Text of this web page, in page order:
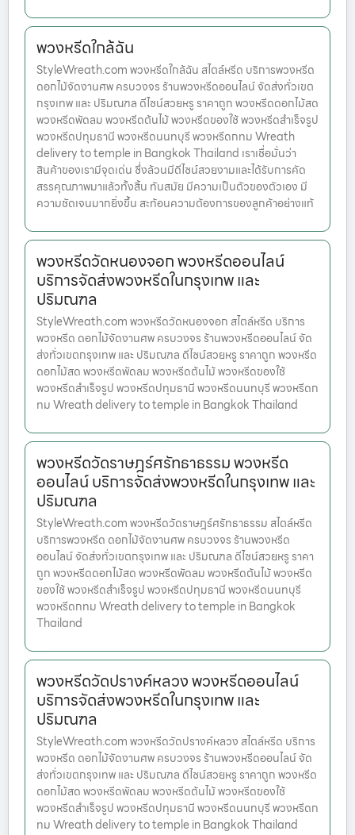
พวงหรีดใกล้ฉัน
StyleWreath.com พวงหรีดใกล้ฉัน สไตล์หรีด บริการพวงหรีด
ดอกไม้จัดงานศพ ครบวงจร ร้านพวงหรีดออนไลน์ จัดส่งทั่วเขต
กรุงเทพ และ ปริมณฑล ดีไซน์สวยหรู ราคาถูก พวงหรีดดอกไม้สด
พวงหรีดพัดลม พวงหรีดต้นไม้ พวงหรีดของใช้ พวงหรีดสำเร็จรูป
พวงหรีดปทุมธานี พวงหรีดนนทบุรี พวงหรีดกทม Wreath
delivery to temple in Bangkok Thailand เราเชื่อมั่นว่า
สินค้าของเรามีจุดเด่น ซึ่งล้วนมีดีไซน์สวยงามและได้รับการคัด
สรรคุณภาพมาแล้วทั้งสิ้น ทันสมัย มีความเป็นตัวของตัวเอง มี
ความชัดเจนมากยิ่งขึ้น สะท้อนความต้องการของลูกค้าอย่างแท้
พวงหรีดวัดหนองจอก พวงหรีดออนไลน์
บริการจัดส่งพวงหรีดในกรุงเทพ และ
ปริมณฑล
StyleWreath.com พวงหรีดวัดหนองจอก สไตล์หรีด บริการ
พวงหรีด ดอกไม้จัดงานศพ ครบวงจร ร้านพวงหรีดออนไลน์ จัด
ส่งทั่วเขตกรุงเทพ และ ปริมณฑล ดีไซน์สวยหรู ราคาถูก พวงหรีด
ดอกไม้สด พวงหรีดพัดลม พวงหรีดต้นไม้ พวงหรีดของใช้
พวงหรีดสำเร็จรูป พวงหรีดปทุมธานี พวงหรีดนนทบุรี พวงหรีดก
ทม Wreath delivery to temple in Bangkok Thailand
พวงหรีดวัดราษฎร์ศรัทธาธรรม พวงหรีด
ออนไลน์ บริการจัดส่งพวงหรีดในกรุงเทพ และ
ปริมณฑล
StyleWreath.com พวงหรีดวัดราษฎร์ศรัทธาธรรม สไตล์หรีด
บริการพวงหรีด ดอกไม้จัดงานศพ ครบวงจร ร้านพวงหรีด
ออนไลน์ จัดส่งทั่วเขตกรุงเทพ และ ปริมณฑล ดีไซน์สวยหรู ราคา
ถูก พวงหรีดดอกไม้สด พวงหรีดพัดลม พวงหรีดต้นไม้ พวงหรีด
ของใช้ พวงหรีดสำเร็จรูป พวงหรีดปทุมธานี พวงหรีดนนทบุรี
พวงหรีดกทม Wreath delivery to temple in Bangkok
Thailand
พวงหรีดวัดปรางค์หลวง พวงหรีดออนไลน์
บริการจัดส่งพวงหรีดในกรุงเทพ และ
ปริมณฑล
StyleWreath.com พวงหรีดวัดปรางค์หลวง สไตล์หรีด บริการ
พวงหรีด ดอกไม้จัดงานศพ ครบวงจร ร้านพวงหรีดออนไลน์ จัด
ส่งทั่วเขตกรุงเทพ และ ปริมณฑล ดีไซน์สวยหรู ราคาถูก พวงหรีด
ดอกไม้สด พวงหรีดพัดลม พวงหรีดต้นไม้ พวงหรีดของใช้
พวงหรีดสำเร็จรูป พวงหรีดปทุมธานี พวงหรีดนนทบุรี พวงหรีดก
ทม Wreath delivery to temple in Bangkok Thailand